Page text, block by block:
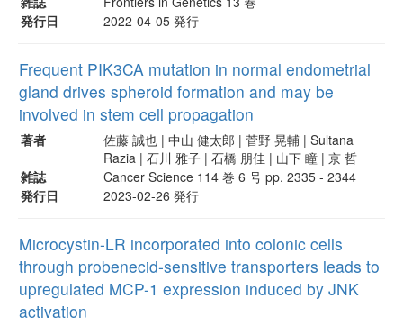
発行日
2022-04-05 発行
Frequent PIK3CA mutation in normal endometrial
gland drives spheroid formation and may be
involved in stem cell propagation
著者
佐藤 誠也 | 中山 健太郎 | 菅野 晃輔 | Sultana
Razia | 石川 雅子 | 石橋 朋佳 | 山下 瞳 | 京 哲
雑誌
Cancer Science 114 巻 6 号 pp. 2335 - 2344
発行日
2023-02-26 発行
Microcystin-LR incorporated into colonic cells
through probenecid-sensitive transporters leads to
upregulated MCP-1 expression induced by JNK
activation